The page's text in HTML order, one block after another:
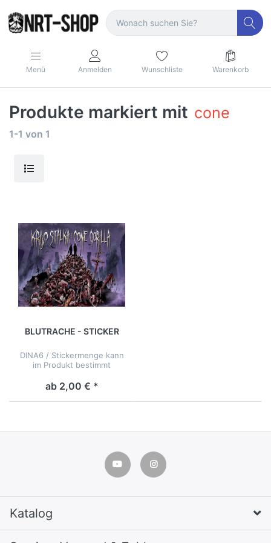
Menü Anmelden Wunschliste Warenkorb
Produkte markiert mit cone
1-1 von 1
BLUTRACHE - STICKER
DINA6 / Stickermenge kann
im Produkt bestimmt
ab 2,00 € *
Katalog